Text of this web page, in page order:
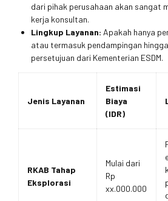
dari pihak perusahaan akan sangat
kerja konsultan.
Lingkup Layanan: Apakah hanya
atau termasuk pendampingan
persetujuan dari Kementerian ESDM.
Jenis Layanan
Estimasi
Biaya
(IDR)
RKAB Tahap
Eksplorasi
Mulai dari
Rp
xx.000.000